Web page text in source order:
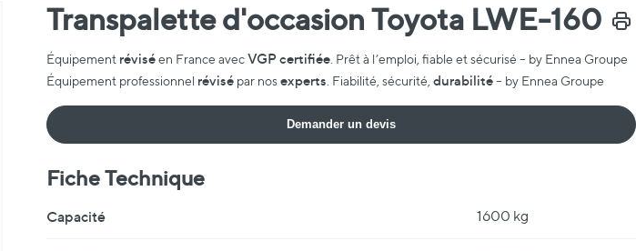
Transpalette d'occasion Toyota LWE-160
Équipement réviséen France avecVGP certifiée . Prêt à l’emploi, fiable et sécurisé – by Ennea Groupe
Équipement professionnel révisé par nosexperts . Fiabilité, sécurité, durabilité– by Ennea Groupe
Demander un devis
Fiche Technique
Capacité 1600 kg